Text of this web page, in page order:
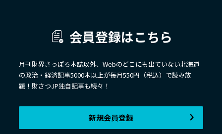
会員登録はこちら
月刊財界さっぽろ本誌以外、Webのどこにも出ていない北海道
の政治・経済記事5000本以上が毎月550円（税込）で読み放
題！財さつJP独自記事も続々！
新規会員登録